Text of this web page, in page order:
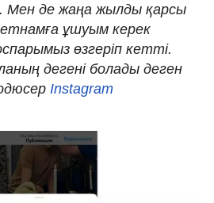
Мен де жаңа жылды қарсы
ұшуым керек
өзгеріп кетті.
дегені болады деген
Instagram